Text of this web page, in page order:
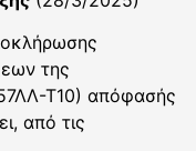
της
Τ10) απόφασής
από τις